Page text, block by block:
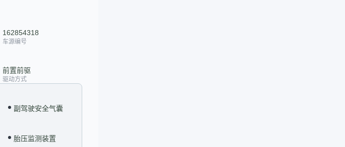
162854318
车源编号
前置前驱
驱动方式
副驾驶安全气囊
胎压监测装置